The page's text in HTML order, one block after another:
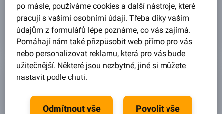
19,99 %
Úrok počítáme každému klientovi zvlášť. Do výpočtu
vstupuje celá řada faktorů. Samozřejmě zohledňujeme
informace, které uvádíte v žádosti o půjčku. Ale zároveň
se díváme i do veřejných seznamů a rejstříků, jako je
například insolvenční rejstřík, Bankovní a Nebankovní
registr klientských informací a podobně.
Jak vypadá váš ceník poplatků?
Ten je u nás velmi krátký. Máme totiž jen jeden jediný
zdarma.
po másle, používáme cookies a další nástroje, které
pracují s vašimi osobními údaji. Třeba díky vašim
údajům z formulářů lépe poznáme, co vás zajímá.
Pomáhají nám také přizpůsobit web přímo pro vás
nebo personalizovat reklamu, která pro vás bude
užitečnější. Některé jsou nezbytné, jiné si můžete
nastavit podle chuti.
Odmítnout vše Povolit vše